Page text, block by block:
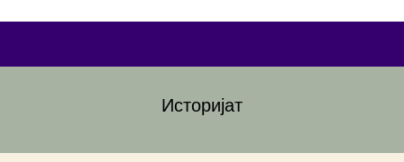
Историјат